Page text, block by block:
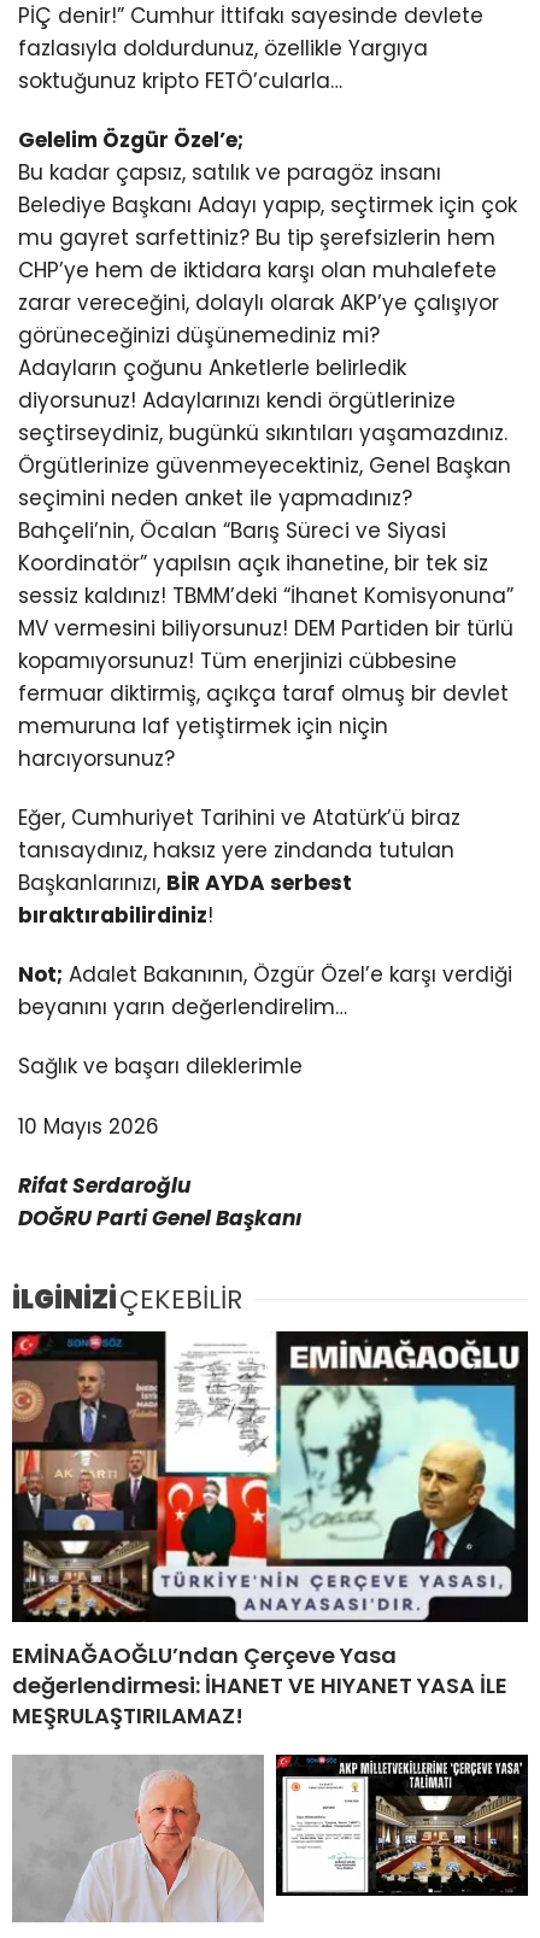
PİÇ denir!” Cumhur İttifakı sayesinde devlete
fazlasıyla doldurdunuz, özellikle Yargıya
soktuğunuz kripto FETÖ’cularla…
Gelelim Özgür Özel’e;
Bu kadar çapsız, satılık ve paragöz insanı
Belediye Başkanı Adayı yapıp, seçtirmek için çok
mu gayret sarfettiniz? Bu tip şerefsizlerin hem
CHP’ye hem de iktidara karşı olan muhalefete
zarar vereceğini, dolaylı olarak AKP’ye çalışıyor
görüneceğinizi düşünemediniz mi?
Adayların çoğunu Anketlerle belirledik
diyorsunuz! Adaylarınızı kendi örgütlerinize
seçtirseydiniz, bugünkü sıkıntıları yaşamazdınız.
Örgütlerinize güvenmeyecektiniz, Genel Başkan
seçimini neden anket ile yapmadınız?
Bahçeli’nin, Öcalan “Barış Süreci ve Siyasi
Koordinatör” yapılsın açık ihanetine, bir tek siz
sessiz kaldınız! TBMM’deki “İhanet Komisyonuna”
MV vermesini biliyorsunuz! DEM Partiden bir türlü
kopamıyorsunuz! Tüm enerjinizi cübbesine
fermuar diktirmiş, açıkça taraf olmuş bir devlet
memuruna laf yetiştirmek için niçin
harcıyorsunuz?
Eğer, Cumhuriyet Tarihini ve Atatürk’ü biraz
tanısaydınız, haksız yere zindanda tutulan
Başkanlarınızı, BİR AYDA serbest
bıraktırabilirdiniz!
Not; Adalet Bakanının, Özgür Özel’e karşı verdiği
beyanını yarın değerlendirelim…
Sağlık ve başarı dileklerimle
10 Mayıs 2026
Rifat Serdaroğlu
DOĞRU Parti Genel Başkanı
İLGİNİZİÇEKEBİLİR
EMİNAĞAOĞLU’ndan Çerçeve Yasa
değerlendirmesi: İHANET VE HIYANET YASA İLE
MEŞRULAŞTIRILAMAZ!